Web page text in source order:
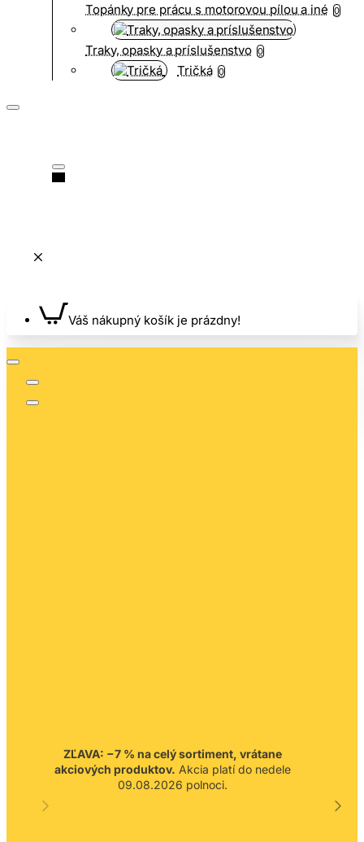
Topánky pre prácu s motorovou pílou a iné 0
Traky, opasky a príslušenstvo 0
Tričká 0
Váš nákupný košík je prázdny!
ZĽAVA: −7 % na celý sortiment, vrátane
akciových produktov. Akcia platí do nedele
09.08.2026 polnoci.